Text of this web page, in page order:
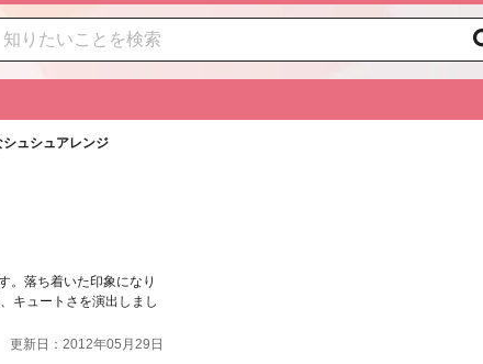
ュシュアレンジ
。落ち着いた印象になり
キュートさを演出しまし
更新日：2012年05月29日